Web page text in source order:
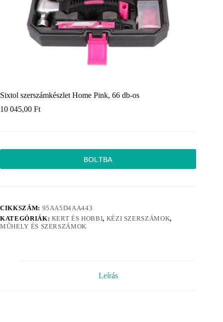
Sixtol szerszámkészlet Home Pink, 66 db-os
10 045,00 Ft
BOLTBA
CIKKSZÁM: 95AA5D4AA443
KATEGÓRIÁK: KERT ÉS HOBBI, KÉZI SZERSZÁMOK,
MŰHELY ÉS SZERSZÁMOK
Leírás